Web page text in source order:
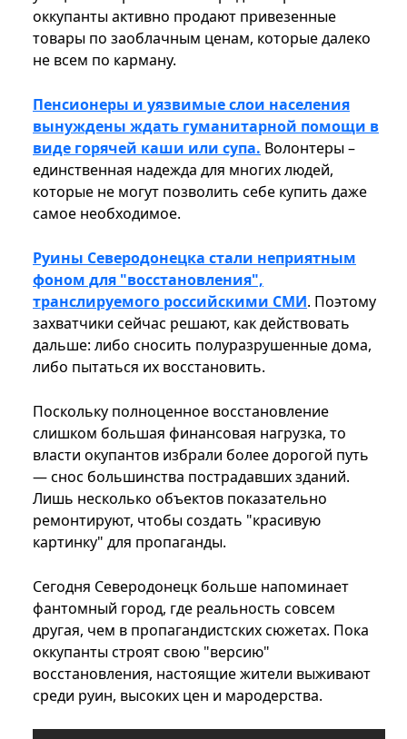
оккупанты активно продают привезенные
товары по заоблачным ценам, которые далеко
не всем по карману.
Пенсионеры и уязвимые слои населения
вынуждены ждать гуманитарной помощи в
виде горячей каши или супа. Волонтеры –
единственная надежда для многих людей,
которые не могут позволить себе купить даже
самое необходимое.
Руины Северодонецка стали неприятным
фоном для "восстановления",
транслируемого российскими СМИ. Поэтому
захватчики сейчас решают, как действовать
дальше: либо сносить полуразрушенные дома,
либо пытаться их восстановить.
Поскольку полноценное восстановление
слишком большая финансовая нагрузка, то
власти окупантов избрали более дорогой путь
— снос большинства пострадавших зданий.
Лишь несколько объектов показательно
ремонтируют, чтобы создать "красивую
картинку" для пропаганды.
Сегодня Северодонецк больше напоминает
фантомный город, где реальность совсем
другая, чем в пропагандистских сюжетах. Пока
оккупанты строят свою "версию"
восстановления, настоящие жители выживают
среди руин, высоких цен и мародерства.